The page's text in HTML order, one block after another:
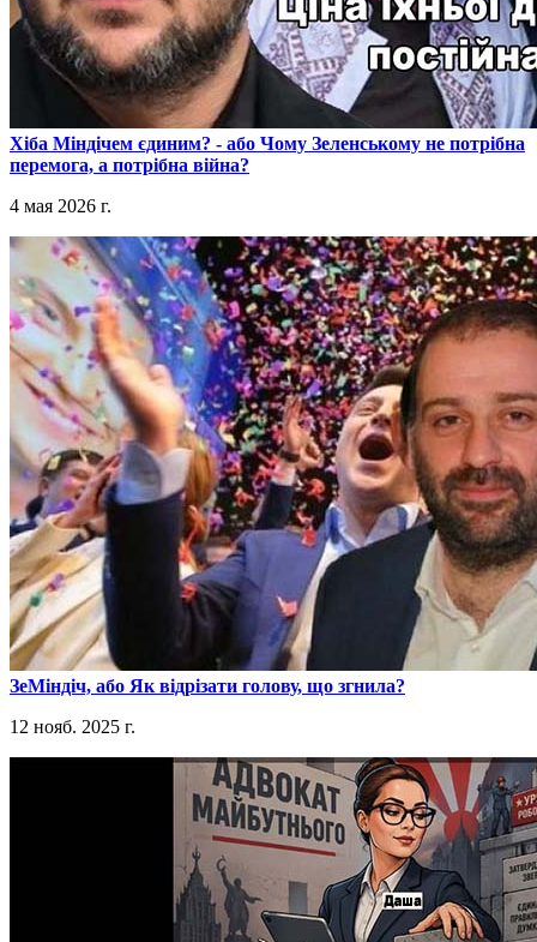
​Хіба Міндічем єдиним? - або Чому Зеленському не потрібна
перемога, а потрібна війна?
4 мая 2026 г.
​ЗеМіндіч, або Як відрізати голову, що згнила?
12 нояб. 2025 г.